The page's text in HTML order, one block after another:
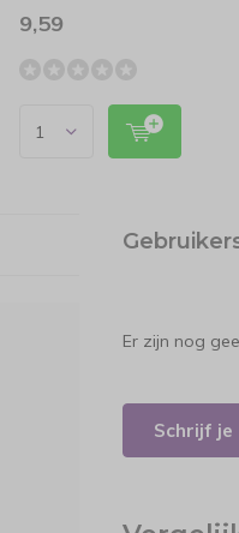
9,59
Er zijn nog
Schrijf